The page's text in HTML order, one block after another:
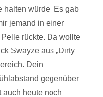
halten würde. Es gab
jemand in einer
rückte. Da wollte
Swayze aus „Dirty
Dein
gegenüber
auch heute noch